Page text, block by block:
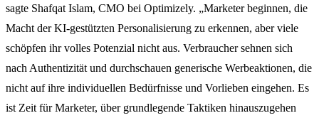
sagte Shafqat Islam, CMO bei Optimizely. „Marketer beginnen, die
Macht der KI-gestützten Personalisierung zu erkennen, aber viele
schöpfen ihr volles Potenzial nicht aus. Verbraucher sehnen sich
nach Authentizität und durchschauen generische Werbeaktionen, die
nicht auf ihre individuellen Bedürfnisse und Vorlieben eingehen. Es
ist Zeit für Marketer, über grundlegende Taktiken hinauszugehen